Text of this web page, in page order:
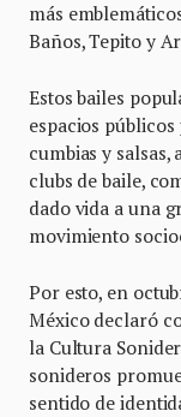
más
Baños, Tepito y
Estos bailes
espacios
cumbias y
clubs de baile,
dado vida a una
movimiento
Por esto, en
México declaró
la Cultura
sonideros
sentido de